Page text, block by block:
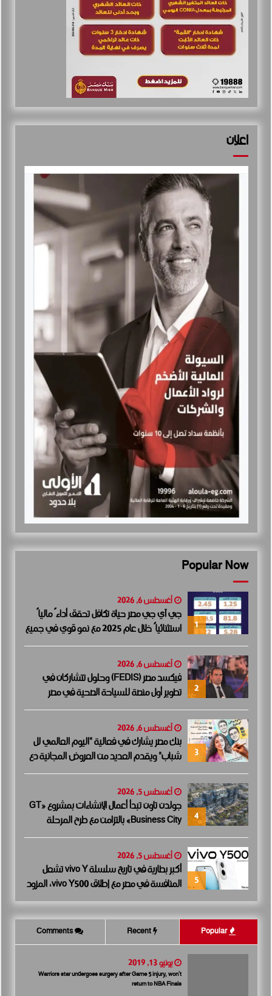
اعلان
Popular Now
1
أغسطس 6, 2026
جي آي جي مصر حياة تكافل تحقق أداءً مالياً
استثنائياً خلال عام 2025 مع نمو قوي في جميع
المؤشرات المالية الرئيسية
2
أغسطس 6, 2026
فيكسد مصر (FEDIS) وحلول تتشاركان في
تطوير أول منصة للسياحة الصحية في مصر
والشرق الأوسط وأفريقيا..
3
أغسطس 6, 2026
بنك مصر يشارك في فعالية “اليوم العالمي لل
شباب” ويقدم العديد من العروض المجانية دع
مًا للشمول المالي تحت رعاية البنك المركزي الم
صري
4
أغسطس 5, 2026
جولدن تاون تبدأ أعمال الإنشاءات بمشروع «GT
Business City» بالتزامن مع طرح المرحلة
الأولى للبيع.. وتنفيذ مبكر يعزز ثقة المستثمرين
5
أغسطس 5, 2026
أكبر بطارية في تاريخ سلسلة vivo Y تشعل
المنافسة في مصر مع إطلاق vivo Y500، المزود
ببطارية BlueVolt رائدة بسعة 8100 مللي أمبير
Popular
Recent
Comments
يونيو 13, 2019
Warriors star undergoes surgery after Game 5 injury, won’t
return to NBA Finals